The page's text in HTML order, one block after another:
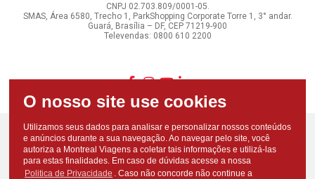
CNPJ 02.703.809/0001-05.
SMAS, Área 6580, Trecho 1, ParkShopping Corporate Torre 1, 3° andar.
Guará, Brasília – DF, CEP 71219-900
Televendas: 0800 610 2200
Utilizamos seus dados para analisar e personalizar nossos conteúdos
e anúncios durante a sua navegação. Ao navegar pelo site, você
autoriza a Montreal Viagens a coletar tais informações e utilizá-las
para estas finalidades. Em caso de dúvidas acesse a nossa
Politica de Privacidade . Caso não concorde não continue a